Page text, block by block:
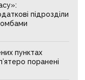
підрозділи
пунктах
поранені